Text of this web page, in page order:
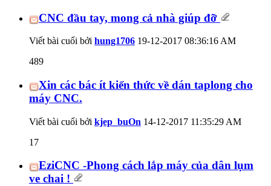
CNC đầu tay, mong cả nhà giúp đỡ
Viết bài cuối bởi hung1706 19-12-2017 08:36:16 AM
489
Xin các bác ít kiến thức về dán taplong cho
máy CNC.
Viết bài cuối bởi kjep_buOn 14-12-2017 11:35:29 AM
17
EziCNC -Phong cách lắp máy của dân lụm
ve chai !